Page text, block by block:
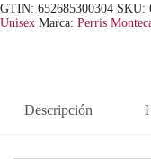
GTIN: 652685300304 SKU:
Unisex Marca: Perris
Descripción